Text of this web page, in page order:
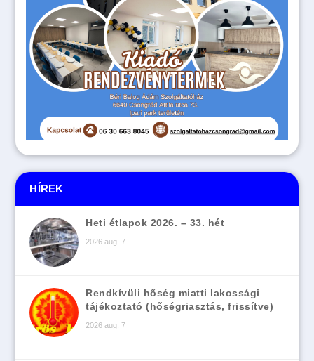
HÍREK
Heti étlapok 2026. – 33. hét
2026 aug. 7
Rendkívüli hőség miatti lakossági
tájékoztató (hőségriasztás, frissítve)
2026 aug. 7